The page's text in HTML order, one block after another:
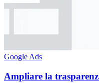
Google Ads
Ampliare la